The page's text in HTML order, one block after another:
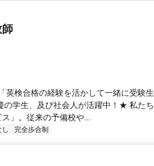
師
検合格の経験を活かして一緒に受験
の学生、及び社会人が活躍中！★ 私た
」。従来の予備校や...
完全歩合制